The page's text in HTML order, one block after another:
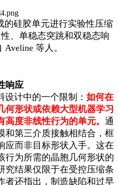
硅胶单元进行实验性压缩
、单稳态突跳和双稳态响
等人。
响应
计中的一个限制： 如何在
何形状或依赖大型机器学习
度非线性行为的单元。 通
和第三介质接触相结合，框
应而非目标形状入手。这在
行为所需的晶胞几何形状的
究结果仅限于在受控压缩条
者还指出，制造缺陷和过早